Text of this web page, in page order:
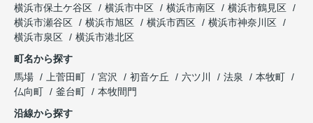
横浜市保土ケ谷区
横浜市中区 横浜市南区
横浜市鶴見区
横浜市瀬谷区
横浜市旭区 横浜市西区
横浜市神奈川区
横浜市泉区
横浜市港北区
町名から探す
馬場
上菅田町 宮沢 初音ケ丘 六ツ川 法泉
本牧町
仏向町
釜台町
本牧間門
沿線から探す